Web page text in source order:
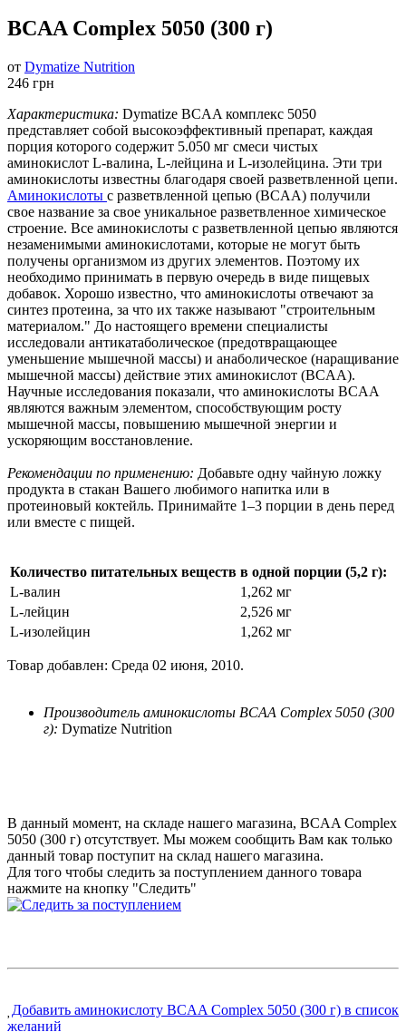
BCAA Complex 5050 (300 г)
от Dymatize Nutrition
246 грн
Характеристика: Dymatize BCAA комплекс 5050
представляет собой высокоэффективный препарат, каждая
порция которого содержит 5.050 мг смеси чистых
аминокислот L-валина, L-лейцина и L-изолейцина. Эти три
аминокислоты известны благодаря своей разветвленной цепи.
Аминокислоты с разветвленной цепью (BCAA) получили
свое название за свое уникальное разветвленное химическое
строение. Все аминокислоты с разветвленной цепью являются
незаменимыми аминокислотами, которые не могут быть
получены организмом из других элементов. Поэтому их
необходимо принимать в первую очередь в виде пищевых
добавок. Хорошо известно, что аминокислоты отвечают за
синтез протеина, за что их также называют "строительным
материалом." До настоящего времени специалисты
исследовали антикатаболическое (предотвращающее
уменьшение мышечной массы) и анаболическое (наращивание
мышечной массы) действие этих аминокислот (BCAA).
Научные исследования показали, что аминокислоты BCAA
являются важным элементом, способствующим росту
мышечной массы, повышению мышечной энергии и
ускоряющим восстановление.
Рекомендации по применению: Добавьте одну чайную ложку
продукта в стакан Вашего любимого напитка или в
протеиновый коктейль. Принимайте 1–3 порции в день перед
или вместе с пищей.
Количество питательных веществ в одной порции (5,2 г):
L-валин
1,262 мг
L-лейцин
2,526 мг
L-изолейцин
1,262 мг
Товар добавлен: Среда 02 июня, 2010.
Производитель аминокислоты BCAA Complex 5050 (300
г): Dymatize Nutrition
В данный момент, на складе нашего магазина, BCAA Complex
5050 (300 г) отсутствует. Мы можем сообщить Вам как только
данный товар поступит на склад нашего магазина.
Для того чтобы следить за поступлением данного товара
нажмите на кнопку "Следить"
Добавить аминокислоту BCAA Complex 5050 (300 г) в список
желаний